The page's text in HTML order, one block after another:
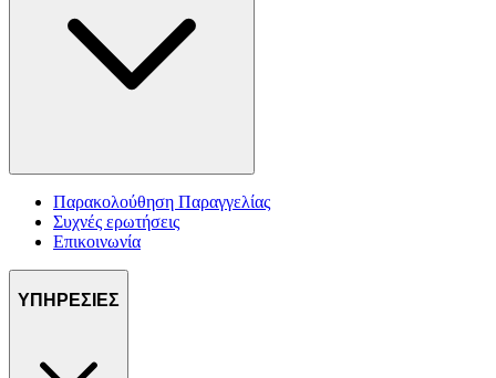
Παρακολούθηση Παραγγελίας
Συχνές ερωτήσεις
Επικοινωνία
ΥΠΗΡΕΣΙΕΣ